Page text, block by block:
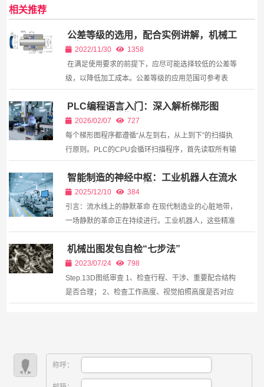
相关推荐
公差等级的选用，配合实例讲解，机械工
程师必知
2022/11/30
1358
在满足使用要求的前提下，应尽可能选择较低的公差等
级，以降低加工成本。公差等级的应用范围可参考表
1，各种加工方法所能达到的公差等级可参考表1-3-2，
公差等级的选择及应用可参考表1-3-3。此外，在选择...
PLC编程语言入门：深入解析梯形图
（LAD）基础指令
2026/02/07
727
每个梯形图程序都遵循“从左到右，从上到下”的扫描执
行原则。PLC的CPU会循环扫描程序，首先读取所有输
入状态，然后按顺序执行每个梯级，最后更新输出状
态。这...
智能制造的神经中枢：工业机器人在流水
线中的协同与编程革新
2025/12/10
384
引言：流水线上的静默革命 在现代制造业的心脏地带，
一场静默的革命正在持续进行。工业机器人，这些精准
不知疲倦的机械臂，已从早期单调重复的搬运工具，演
变为智能生产线上具备感知、决策和执行能力的“数字...
机械出图发包自检“七步法”
2023/07/24
798
Step.13D图纸审查 1、检查行程、干涉、重要配合结构
是否合理； 2、检查工作高度、视觉拍照高度是否对应
及合理； 3、检查孔位大小、位置是否正确； 4、检查
称呼：